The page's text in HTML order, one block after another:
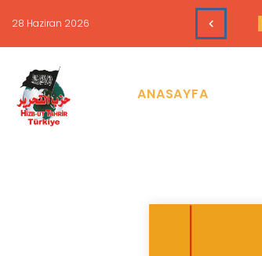
16 Haziran 2026
ANASAYFA